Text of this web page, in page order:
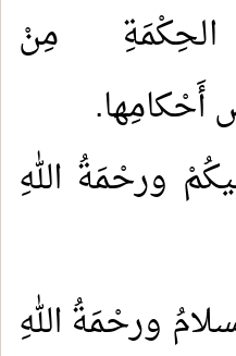
مِنْ
أَحْكامِها.
ورحْمَةُ اللهِ
ورحْمَةُ اللهِ